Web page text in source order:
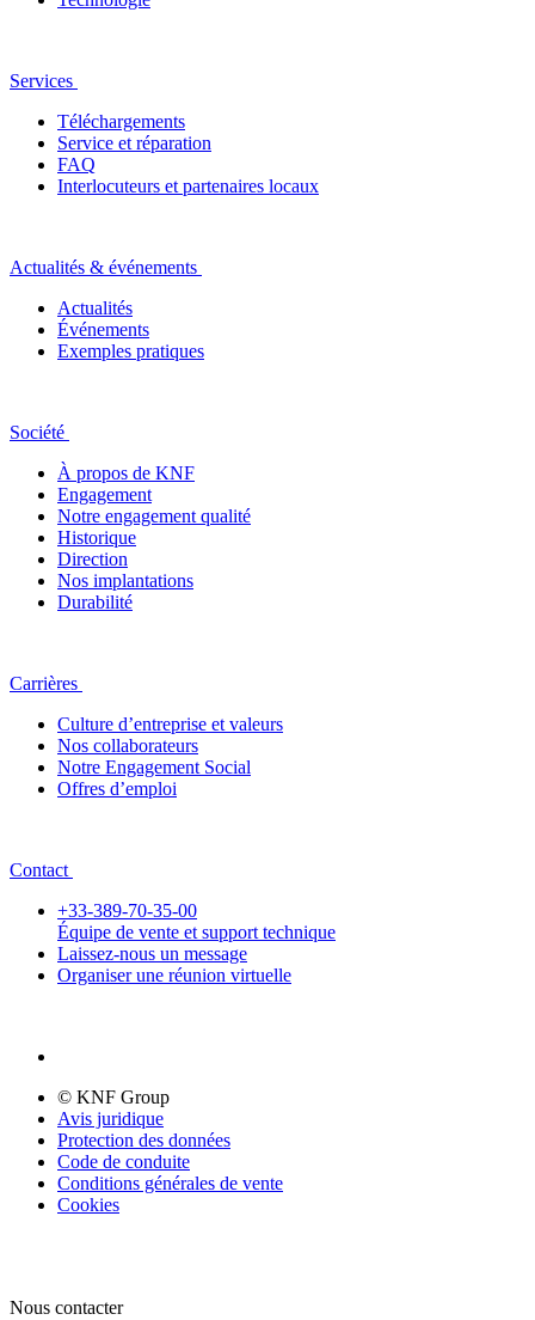
Services
Téléchargements
Service et réparation
FAQ
Interlocuteurs et partenaires locaux
Actualités & événements
Actualités
Événements
Exemples pratiques
Société
À propos de KNF
Engagement
Notre engagement qualité
Historique
Direction
Nos implantations
Durabilité
Carrières
Culture d’entreprise et valeurs
Nos collaborateurs
Notre Engagement Social
Offres d’emploi
Contact
+33-389-70-35-00
Équipe de vente et support technique
Laissez-nous un message
Organiser une réunion virtuelle
© KNF Group
Avis juridique
Protection des données
Code de conduite
Conditions générales de vente
Cookies
Nous contacter